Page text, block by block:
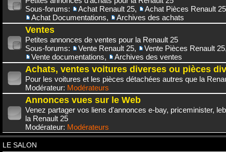
Sous-forums:
Achat Renault 25,
Achat Pièces Renault 25
Achat Documentations, Archives des achats
Ventes
Petites annonces de ventes pour la Renault 25
Sous-forums:
Vente Renault 25, Vente Pièces Renault 25
Vente documentations, Archives des ventes
Achats, ventes voitures diverses ou pièces
Pour les voitures et les pièces détachées autres que la
Modérateur: Modérateurs
Annonces vues sur le Web
Venez partager vos liens d'annonces e-bay, priceminister,
la Renault 25
Modérateur: Modérateurs
LE SALON